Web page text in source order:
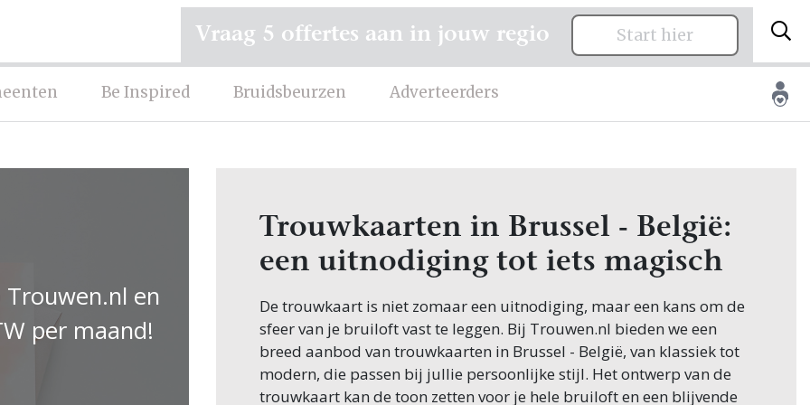
Be Inspired Bruidsbeurzen Adverteerders
Vraag 5 offertes aan in jouw regio Start hier
en
per maand!
Trouwkaarten in Brussel - België:
een uitnodiging tot iets magisch
De trouwkaart is niet zomaar een uitnodiging, maar een kans om de
sfeer van je bruiloft vast te leggen. Bij Trouwen.nl bieden we een
breed aanbod van trouwkaarten in Brussel - België, van klassiek tot
modern, die passen bij jullie persoonlijke stijl. Het ontwerp van de
trouwkaart kan de toon zetten voor je hele bruiloft en een blijvende